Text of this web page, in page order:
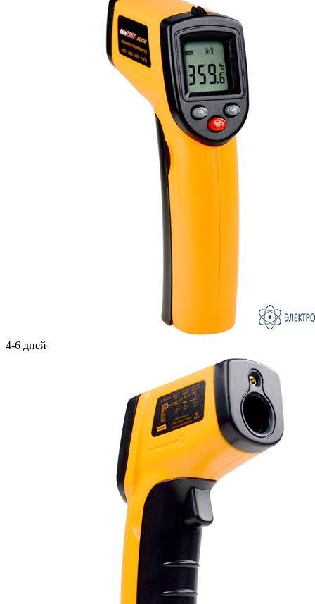
4-6 дней